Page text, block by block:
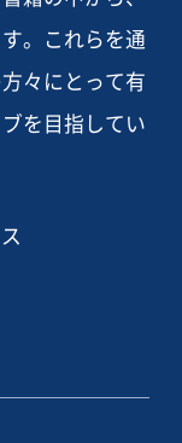
。これらを通
々にとって有
を目指してい